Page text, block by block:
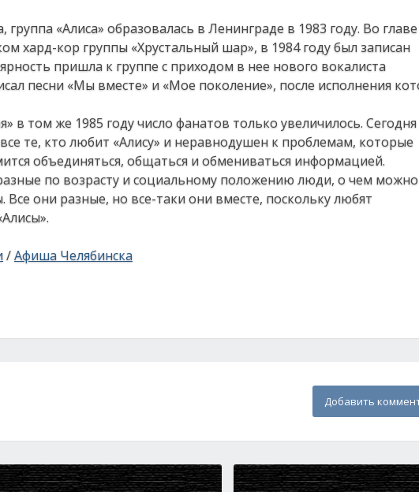
«Алиса» образовалась в Ленинграде в 1983 году. Во
хард-кор группы «Хрустальный шар», в 1984 году был записан
пришла к группе с приходом в нее нового вокалиста
песни «Мы вместе» и «Мое поколение», после исполнения
в том же 1985 году число фанатов только увеличилось.
те, кто любит «Алису» и неравнодушен к проблемам, которые
объединяться, общаться и обмениваться информацией.
по возрасту и социальному положению люди, о чем можно
они разные, но все-таки они вместе, поскольку любят
/Афиша Челябинска
Добавить